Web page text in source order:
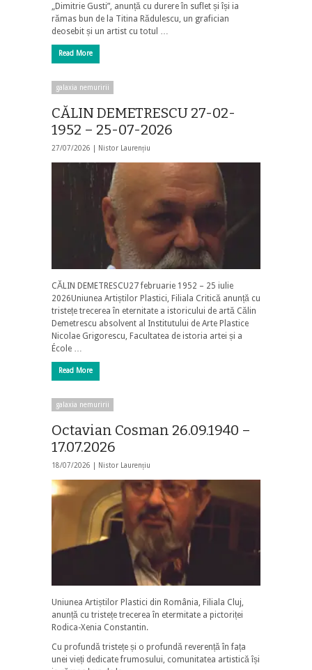
„Dimitrie Gusti”, anunță cu durere în suflet și își ia
rămas bun de la Titina Rădulescu, un grafician
deosebit și un artist cu totul …
Read More
galaxia nemuririi
CĂLIN DEMETRESCU 27-02-
1952 – 25-07-2026
27/07/2026 | Nistor Laurențiu
CĂLIN DEMETRESCU27 februarie 1952 – 25 iulie
2026Uniunea Artiștilor Plastici, Filiala Critică anunță cu
tristețe trecerea în eternitate a istoricului de artă Călin
Demetrescu absolvent al Institutului de Arte Plastice
Nicolae Grigorescu, Facultatea de istoria artei și a
École …
Read More
galaxia nemuririi
Octavian Cosman 26.09.1940 –
17.07.2026
18/07/2026 | Nistor Laurențiu
Uniunea Artiștilor Plastici din România, Filiala Cluj,
anunță cu tristețe trecerea în etermitate a pictoriței
Rodica-Xenia Constantin.
Cu profundă tristețe și o profundă reverență în fața
unei vieți dedicate frumosului, comunitatea artistică își